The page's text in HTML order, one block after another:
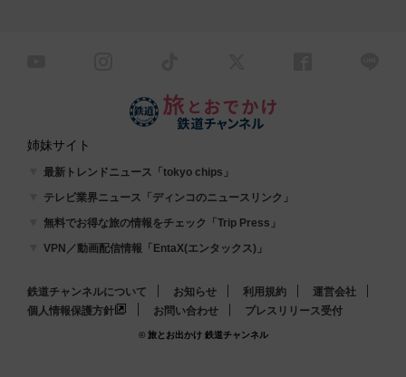
姉妹サイト
最新トレンドニュース「tokyo chips」
テレビ業界ニュース「ディンコのニュースリンク」
無料でお得な旅の情報をチェック「Trip Press」
VPN／動画配信情報「EntaX(エンタックス)」
鉄道チャンネルについて お知らせ 利用規約
運営会社
個人情報保護方針
お問い合わせ プレスリリース受付
© 旅とお出かけ 鉄道チャンネル